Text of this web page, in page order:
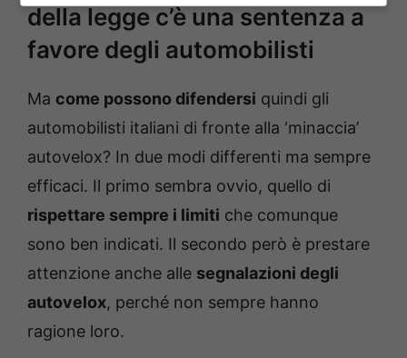
della legge c’è una sentenza a
favore degli automobilisti
Ma come possono difendersi quindi gli
automobilisti italiani di fronte alla ‘minaccia’
autovelox? In due modi differenti ma sempre
efficaci. Il primo sembra ovvio, quello di
rispettare sempre i limiti che comunque
sono ben indicati. Il secondo però è prestare
attenzione anche alle segnalazioni degli
autovelox, perché non sempre hanno
ragione loro.